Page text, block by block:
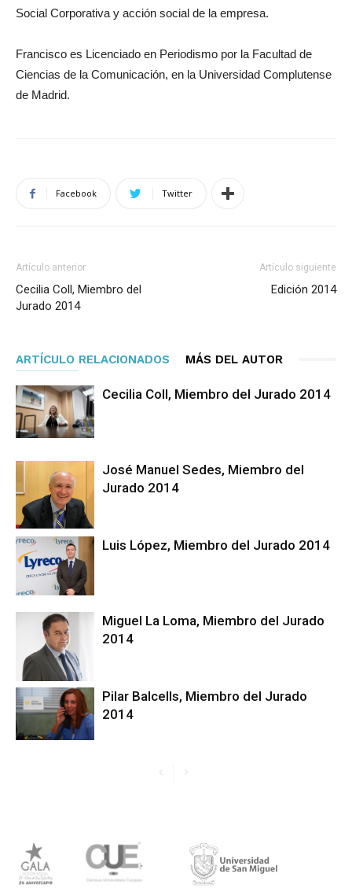
Social Corporativa y acción social de la empresa.
Francisco es Licenciado en Periodismo por la Facultad de
Ciencias de la Comunicación, en la Universidad Complutense
de Madrid.
Facebook Twitter
Artículo anterior
Cecilia Coll, Miembro del
Jurado 2014
Artículo siguiente
Edición 2014
ARTÍCULO RELACIONADOS MÁS DEL AUTOR
Cecilia Coll, Miembro del Jurado 2014
José Manuel Sedes, Miembro del
Jurado 2014
Luis López, Miembro del Jurado 2014
Miguel La Loma, Miembro del Jurado
2014
Pilar Balcells, Miembro del Jurado
2014